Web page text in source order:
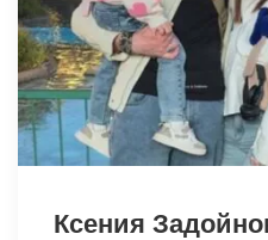
Ксения